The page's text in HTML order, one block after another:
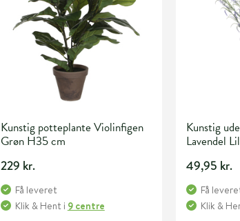
Kunstig potteplante Violinfigen
Grøn H35 cm
229 kr.
Få leveret
Klik & Hent i 9 centre
Kunstig
Lavendel
49,95 kr.
Få
Klik &